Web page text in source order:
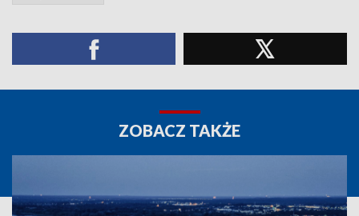
ZOBACZ TAKŻE